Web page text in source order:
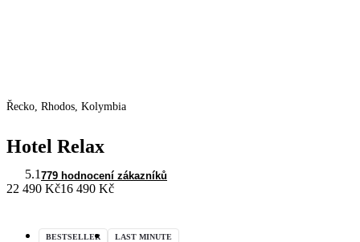
Řecko, Rhodos, Kolymbia
Hotel Relax
5.1 779 hodnocení zákazníků
22 490 Kč16 490 Kč
BESTSELLER LAST MINUTE